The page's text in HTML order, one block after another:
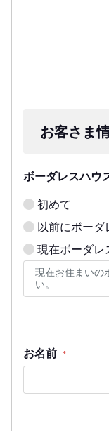
お客さま
ボーダレスハウ
初めて
以前にボーダ
現在ボーダレ
お名前 *